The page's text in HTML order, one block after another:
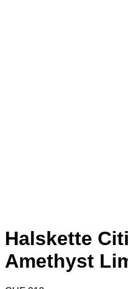
Halskette
Amethyst